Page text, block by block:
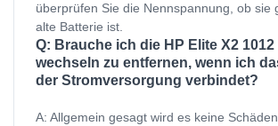
überprüfen Sie die Nennspannung, ob sie
alte Batterie ist.
Q: Brauche ich die HP Elite X2 1012
wechseln zu entfernen, wenn ich
der Stromversorgung verbindet?
A: Allgemein gesagt wird es keine